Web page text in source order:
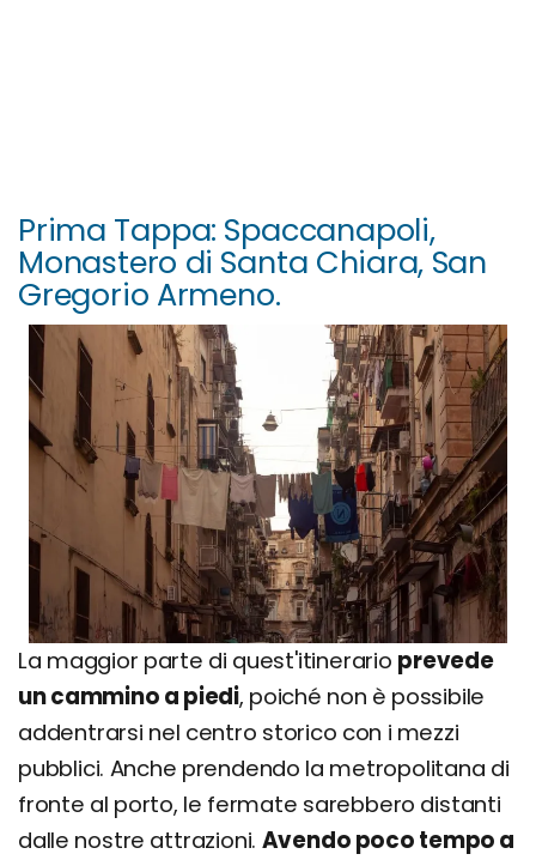
Prima Tappa: Spaccanapoli,
Monastero di Santa Chiara, San
Gregorio Armeno.
La maggior parte di quest'itinerario prevede
un cammino a piedi, poiché non è possibile
addentrarsi nel centro storico con i mezzi
pubblici. Anche prendendo la metropolitana di
fronte al porto, le fermate sarebbero distanti
dalle nostre attrazioni. Avendo poco tempo a